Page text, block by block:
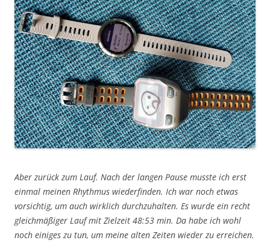
Aber zurück zum Lauf. Nach der langen Pause musste ich erst
einmal meinen Rhythmus wiederfinden. Ich war noch etwas
vorsichtig, um auch wirklich durchzuhalten. Es wurde ein recht
gleichmäßiger Lauf mit Zielzeit 48:53 min. Da habe ich wohl
noch einiges zu tun, um meine alten Zeiten wieder zu erreichen.